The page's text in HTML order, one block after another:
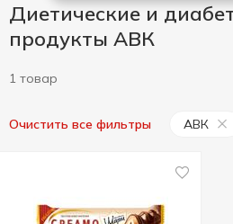
Диетические и
продукты АВК
1 товар
Очистить все фильтры АВК